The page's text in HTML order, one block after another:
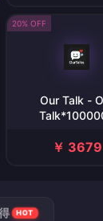
20% OFF
Our Talk -
￥ 3679
HOT